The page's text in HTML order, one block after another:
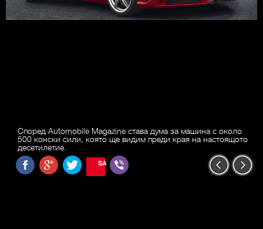
Според Automobile Magazine става дума за машина с около
500 конски сили, която ще видим преди края на настоящото
десетилетие.
SAVE